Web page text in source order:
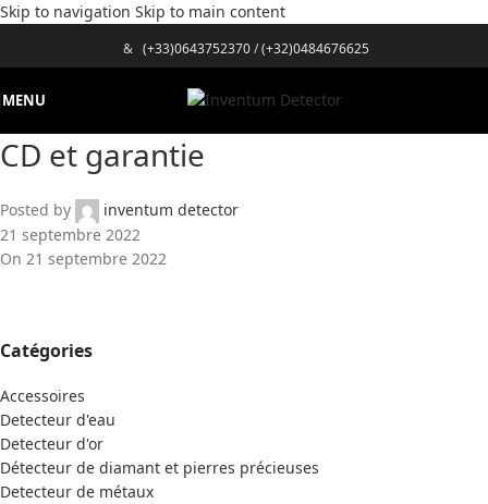
Skip to navigation Skip to main content
& (+33)0643752370/(+32)0484676625
MENU
CD et garantie
Posted by
inventum detector
21 septembre 2022
On 21 septembre 2022
Catégories
Accessoires
Detecteur d'eau
Detecteur d'or
Détecteur de diamant et pierres précieuses
Detecteur de métaux